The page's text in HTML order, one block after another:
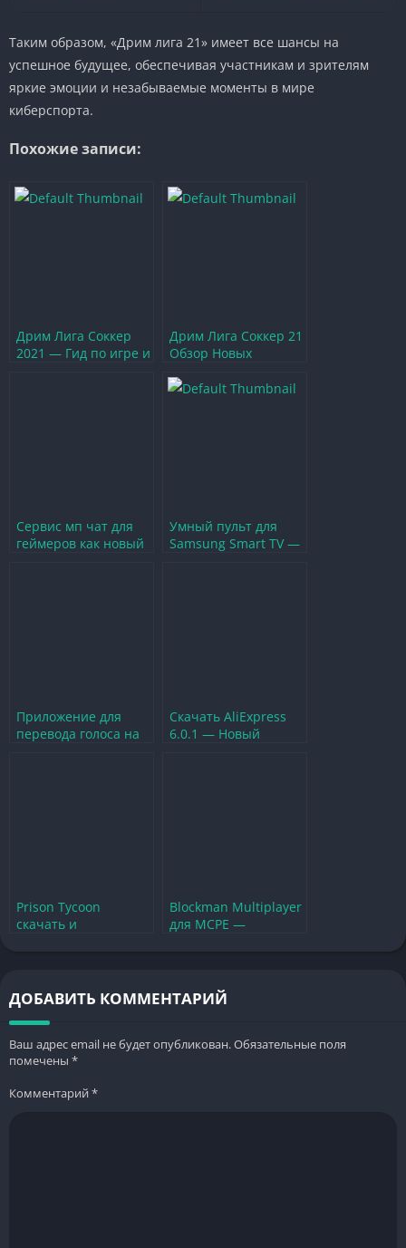
Таким образом, «Дрим лига 21» имеет все шансы на
успешное будущее, обеспечивая участникам и зрителям
яркие эмоции и незабываемые моменты в мире
киберспорта.
Похожие записи:
Дрим Лига Соккер
2021 — Гид по игре и
Дрим Лига Соккер 21
Обзор Новых
Функций Игры
Сервис мп чат для
геймеров как новый
Умный пульт для
Samsung Smart TV —
Приложение для
перевода голоса на
Скачать AliExpress
6.0.1 — Новый
Prison Tycoon
скачать и
Blockman Multiplayer
для MCPE —
ДОБАВИТЬ КОММЕНТАРИЙ
Ваш адрес email не будет опубликован.Обязательные поля
помечены *
Комментарий*